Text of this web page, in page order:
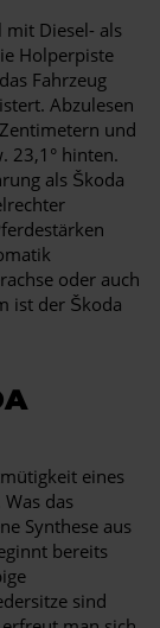
Diesel- als
Holperpiste
Fahrzeug
Abzulesen
und
23,1° hinten.
als Škoda
oder auch
ist der Škoda
eines
das
Synthese aus
bereits
sind